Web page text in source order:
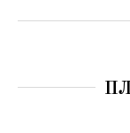
Аксессуары